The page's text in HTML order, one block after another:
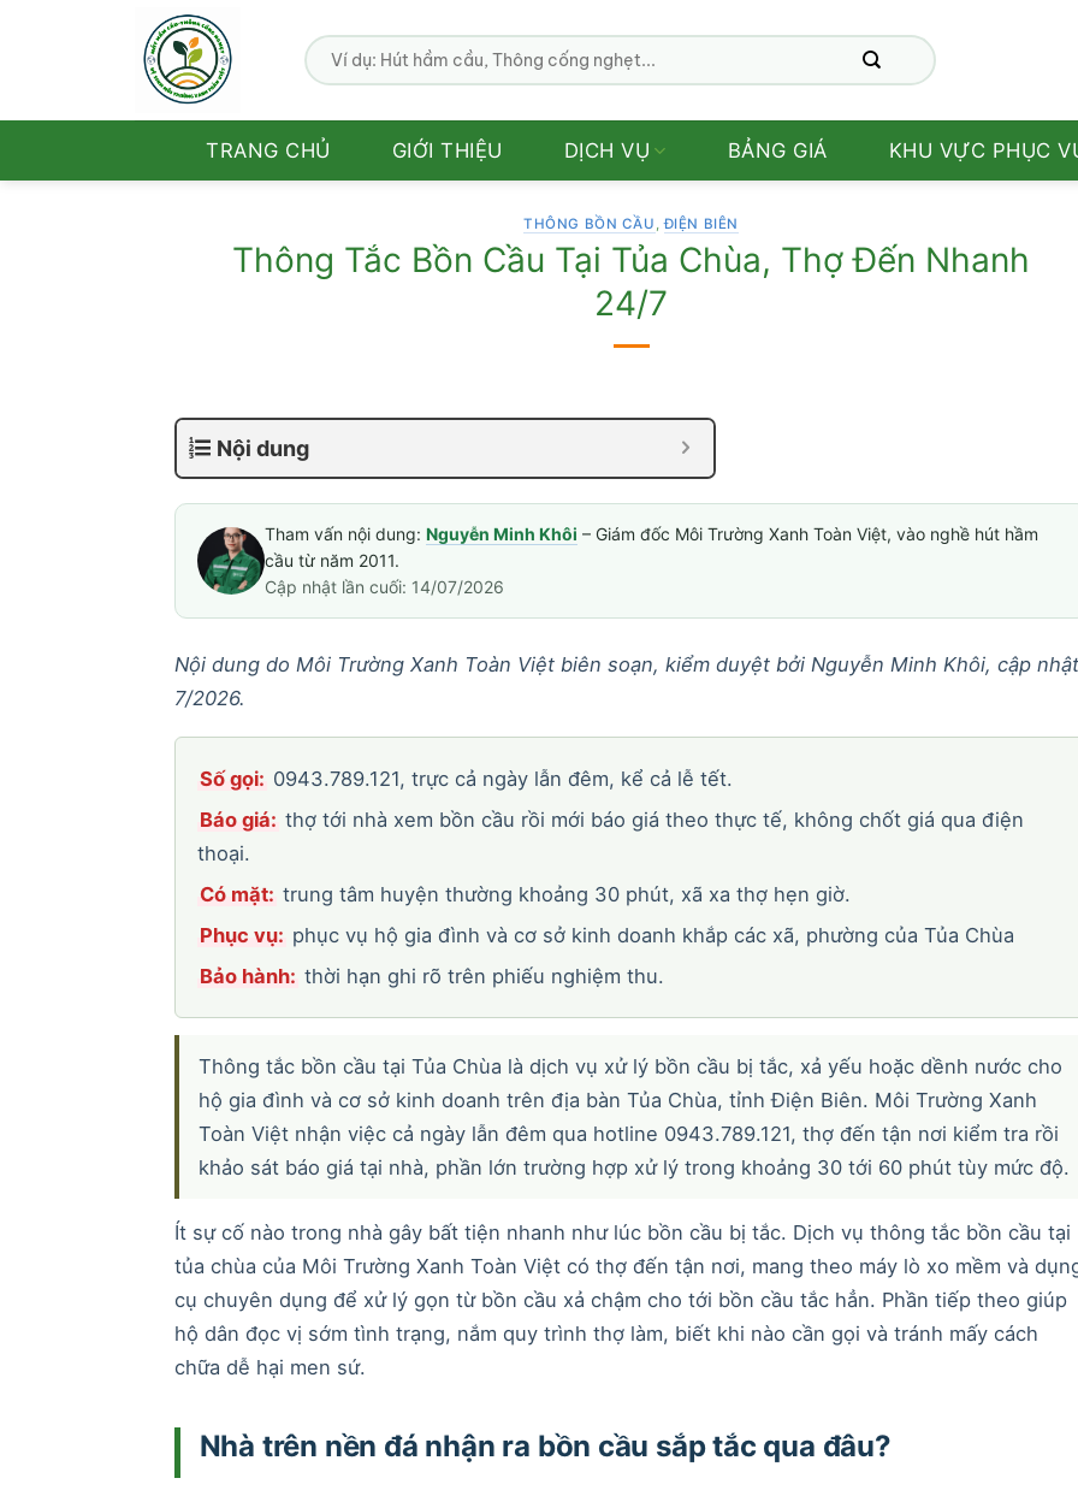
TRANG CHỦ GIỚI THIỆU DỊCH VỤ BẢNG GIÁ KHU VỰC PHỤC
THÔNG BỒN CẦU ,ĐIỆN BIÊN
Thông Tắc Bồn Cầu Tại Tủa Chùa, Thợ Đến Nhanh
24/7
Nội dung
Tham vấn nội dung: Nguyễn Minh Khôi – Giám đốc Môi Trường Xanh Toàn Việt, vào nghề hút hầm
cầu từ năm 2011.
Cập nhật lần cuối: 14/07/2026
Nội dung do Môi Trường Xanh Toàn Việt biên soạn, kiểm duyệt bởi Nguyễn Minh Khôi, cập nhật
7/2026.
Số gọi: 0943.789.121, trực cả ngày lẫn đêm, kể cả lễ tết.
Báo giá: thợ tới nhà xem bồn cầu rồi mới báo giá theo thực tế, không chốt giá qua điện
thoại.
Có mặt: trung tâm huyện thường khoảng 30 phút, xã xa thợ hẹn giờ.
Phục vụ: phục vụ hộ gia đình và cơ sở kinh doanh khắp các xã, phường của Tủa Chùa
Bảo hành: thời hạn ghi rõ trên phiếu nghiệm thu.
Thông tắc bồn cầu tại Tủa Chùa là dịch vụ xử lý bồn cầu bị tắc, xả yếu hoặc dềnh nước cho
hộ gia đình và cơ sở kinh doanh trên địa bàn Tủa Chùa, tỉnh Điện Biên. Môi Trường Xanh
Toàn Việt nhận việc cả ngày lẫn đêm qua hotline 0943.789.121, thợ đến tận nơi kiểm tra rồi
khảo sát báo giá tại nhà, phần lớn trường hợp xử lý trong khoảng 30 tới 60 phút tùy mức độ.
Ít sự cố nào trong nhà gây bất tiện nhanh như lúc bồn cầu bị tắc. Dịch vụ thông tắc bồn cầu tại
tủa chùa của Môi Trường Xanh Toàn Việt có thợ đến tận nơi, mang theo máy lò xo mềm và
cụ chuyên dụng để xử lý gọn từ bồn cầu xả chậm cho tới bồn cầu tắc hẳn. Phần tiếp theo giúp
hộ dân đọc vị sớm tình trạng, nắm quy trình thợ làm, biết khi nào cần gọi và tránh mấy cách
chữa dễ hại men sứ.
Nhà trên nền đá nhận ra bồn cầu sắp tắc qua đâu?